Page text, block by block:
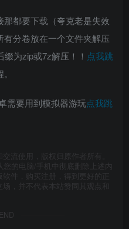
都要下载（夸克老是失效
有分卷放在一个文件夹解压
为zip或7z解压！！ 点我跳
需要用到模拟器游玩点我跳
流使用，版权归原作者所有。
的电脑/手机中彻底删除上述内
件，购买注册，得到更好的正
，并不代表本站赞同其观点和